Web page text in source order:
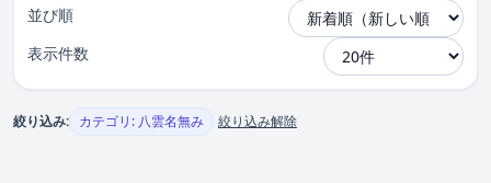
並び順
表示件数
絞り込み: カテゴリ: 八雲名無み 絞り込み解除